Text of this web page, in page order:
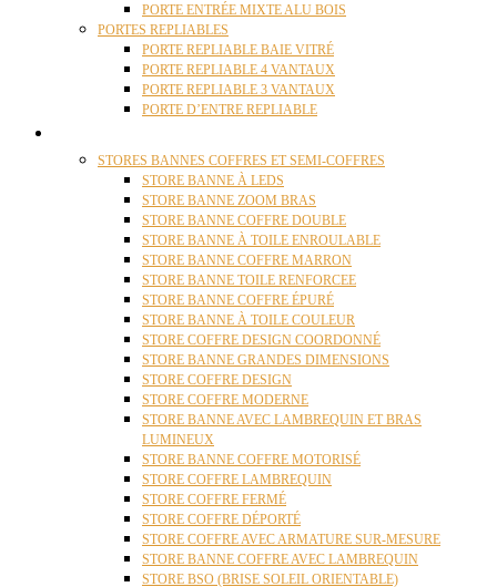
PORTE ENTRÉE MIXTE ALU BOIS
PORTES REPLIABLES
PORTE REPLIABLE BAIE VITRÉ
PORTE REPLIABLE 4 VANTAUX
PORTE REPLIABLE 3 VANTAUX
PORTE D’ENTRE REPLIABLE
STORES BANNES COFFRES ET SEMI-COFFRES
STORE BANNE À LEDS
STORE BANNE ZOOM BRAS
STORE BANNE COFFRE DOUBLE
STORE BANNE À TOILE ENROULABLE
STORE BANNE COFFRE MARRON
STORE BANNE TOILE RENFORCEE
STORE BANNE COFFRE ÉPURÉ
STORE BANNE À TOILE COULEUR
STORE COFFRE DESIGN COORDONNÉ
STORE BANNE GRANDES DIMENSIONS
STORE COFFRE DESIGN
STORE COFFRE MODERNE
STORE BANNE AVEC LAMBREQUIN ET BRAS
LUMINEUX
STORE BANNE COFFRE MOTORISÉ
STORE COFFRE LAMBREQUIN
STORE COFFRE FERMÉ
STORE COFFRE DÉPORTÉ
STORE COFFRE AVEC ARMATURE SUR-MESURE
STORE BANNE COFFRE AVEC LAMBREQUIN
STORE BSO (BRISE SOLEIL ORIENTABLE)